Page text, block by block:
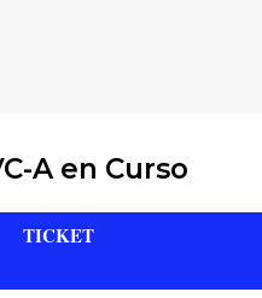
A en Curso
TICKET